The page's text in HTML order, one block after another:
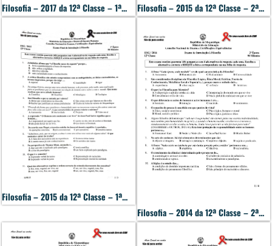
Filosofia – 2017 da 12ª Classe – 1ª... Filosofia – 2015 da 12ª Classe – 2ª...
Filosofia – 2015 da 12ª Classe – 1ª...
Filosofia – 2014 da 12ª Classe – 2ª...